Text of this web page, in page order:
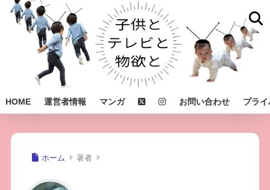
HOME 運営者情報 マンガ お問い合わせ プラ
ホーム 著者